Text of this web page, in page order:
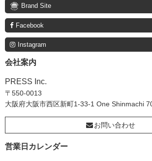
Brand Site
Facebook
Instagram
会社案内
PRESS Inc.
〒550-0013
大阪府大阪市西区新町1-33-1 One Shinmachi
お問い合わせ
営業日カレンダー